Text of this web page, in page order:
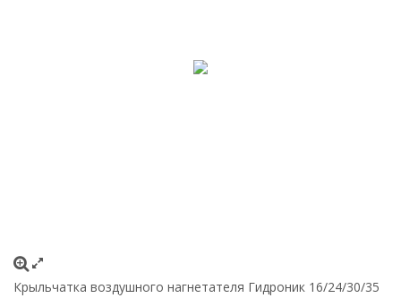
Крыльчатка воздушного нагнетателя Гидроник 16/24/30/35